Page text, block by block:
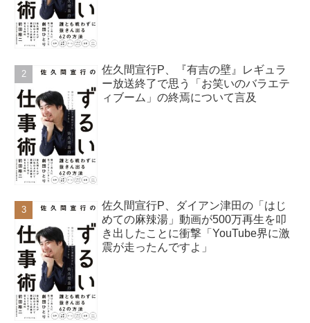
佐久間宣行P、『有吉の壁』レギュラ
ー放送終了で思う「お笑いのバラエテ
ィブーム」の終焉について言及
佐久間宣行P、ダイアン津田の「はじ
めての麻辣湯」動画が500万再生を叩
き出したことに衝撃「YouTube界に激
震が走ったんですよ」